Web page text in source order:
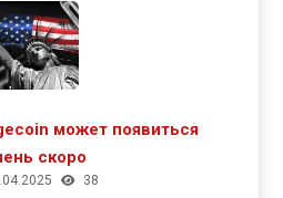
может появиться
скоро
38